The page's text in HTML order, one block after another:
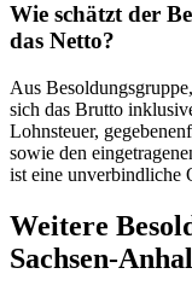
Wie schätzt der
das Netto?
Aus
sich das Brutto
Lohnsteuer,
sowie den
ist eine unverbindliche
Weitere
Sachsen-